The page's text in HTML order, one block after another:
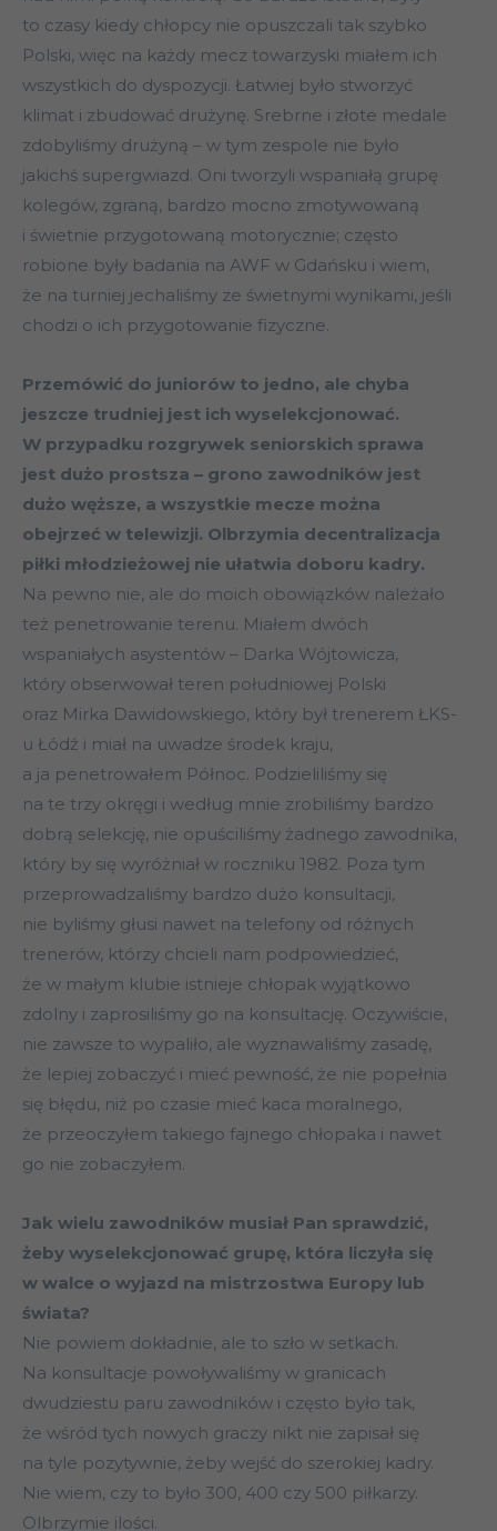
to czasy kiedy chłopcy nie opuszczali tak szybko
Polski, więc na każdy mecz towarzyski miałem ich
wszystkich do dyspozycji. Łatwiej było stworzyć
klimat i zbudować drużynę. Srebrne i złote medale
zdobyliśmy drużyną – w tym zespole nie było
jakichś supergwiazd. Oni tworzyli wspaniałą grupę
kolegów, zgraną, bardzo mocno zmotywowaną
i świetnie przygotowaną motorycznie; często
robione były badania na AWF w Gdańsku i wiem,
że na turniej jechaliśmy ze świetnymi wynikami, jeśli
chodzi o ich przygotowanie fizyczne.
Przemówić do juniorów to jedno, ale chyba
jeszcze trudniej jest ich wyselekcjonować.
W przypadku rozgrywek seniorskich sprawa
jest dużo prostsza – grono zawodników jest
dużo węższe, a wszystkie mecze można
obejrzeć w telewizji. Olbrzymia decentralizacja
piłki młodzieżowej nie ułatwia doboru kadry.
Na pewno nie, ale do moich obowiązków należało
też penetrowanie terenu. Miałem dwóch
wspaniałych asystentów – Darka Wójtowicza,
który obserwował teren południowej Polski
oraz Mirka Dawidowskiego, który był trenerem ŁKS-
u Łódź i miał na uwadze środek kraju,
a ja penetrowałem Północ. Podzieliliśmy się
na te trzy okręgi i według mnie zrobiliśmy bardzo
dobrą selekcję, nie opuściliśmy żadnego zawodnika,
który by się wyróżniał w roczniku 1982. Poza tym
przeprowadzaliśmy bardzo dużo konsultacji,
nie byliśmy głusi nawet na telefony od różnych
trenerów, którzy chcieli nam podpowiedzieć,
że w małym klubie istnieje chłopak wyjątkowo
zdolny i zaprosiliśmy go na konsultację. Oczywiście,
nie zawsze to wypaliło, ale wyznawaliśmy zasadę,
że lepiej zobaczyć i mieć pewność, że nie popełnia
się błędu, niż po czasie mieć kaca moralnego,
że przeoczyłem takiego fajnego chłopaka i nawet
go nie zobaczyłem.
Jak wielu zawodników musiał Pan sprawdzić,
żeby wyselekcjonować grupę, która liczyła się
w walce o wyjazd na mistrzostwa Europy lub
świata?
Nie powiem dokładnie, ale to szło w setkach.
Na konsultacje powoływaliśmy w granicach
dwudziestu paru zawodników i często było tak,
że wśród tych nowych graczy nikt nie zapisał się
na tyle pozytywnie, żeby wejść do szerokiej kadry.
Nie wiem, czy to było 300, 400 czy 500 piłkarzy.
Olbrzymie ilości.